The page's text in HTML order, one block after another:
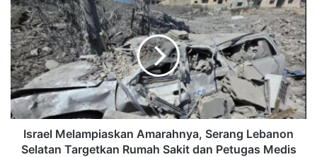
Israel Melampiaskan Amarahnya, Serang Lebanon
Selatan Targetkan Rumah Sakit dan Petugas Medis